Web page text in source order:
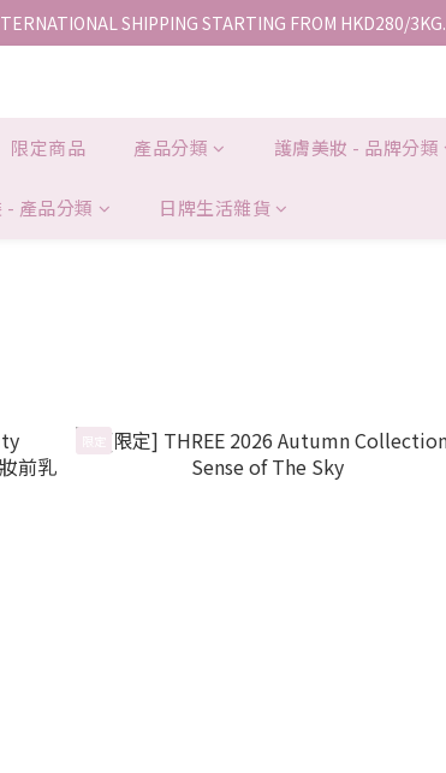
運費適用於香港順豐站、營業點或智能櫃取件。
SHIPPING STARTING FROM HKD280/3KG.
限定商品 產品分類 護膚美妝 - 品牌分類
- 產品分類 日牌生活雜貨